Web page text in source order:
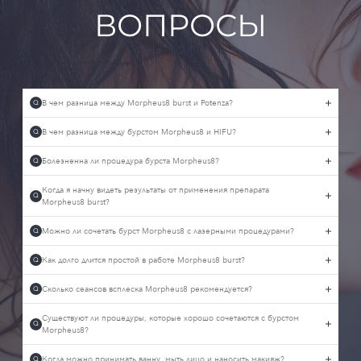
ВОПРОСЫ
Q В чем разница между Morpheus8 burst и Potenza?
Q В чем разница между бурстом Morpheus8 и HIFU?
Q Болезненна ли процедура бурста Morpheus8?
Q Когда я начну видеть результаты от применения препарата
Morpheus8 burst?
Q Можно ли сочетать бурст Morpheus8 с лазерными процедурами?
Q Как долго длится простой в работе Morpheus8 burst?
Q Сколько сеансов всплеска Morpheus8 рекомендуется?
Q Существуют ли процедуры, которые хорошо сочетаются с бурстом
Morpheus8?
Q